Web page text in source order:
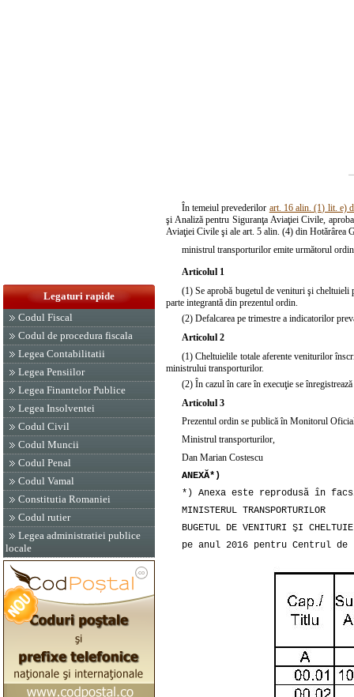
Legaturi rapide
Codul Fiscal
Codul de procedura fiscala
Legea Contabilitatii
Legea Pensiilor
Legea Finantelor Publice
Legea Insolventei
Codul Civil
Codul Muncii
Codul Penal
Codul Vamal
Constitutia Romaniei
Codul rutier
Legea administratiei publice
locale
În temeiul prevederilor art. 16 alin. (1) lit. e)
şi Analiză pentru Siguranţa Aviaţiei Civile,
Aviaţiei Civile şi ale art. 5 alin. (4) din Hotărârea
ministrul transporturilor emite următorul
Articolul 1
(1) Se aprobă bugetul de venituri şi
parte integrantă din prezentul ordin.
(2) Defalcarea pe trimestre a indicatorilor
Articolul 2
(1) Cheltuielile totale aferente veniturilor
ministrului transporturilor.
(2) În cazul în care în execuţie se
Articolul 3
Prezentul ordin se publică în Monitorul
Ministrul transporturilor,
Dan Marian Costescu
ANEXĂ*)
*) Anexa este reprodusă în
MINISTERUL TRANSPORTURILOR
BUGETUL DE VENITURI ŞI
pe anul 2016 pentru Centrul